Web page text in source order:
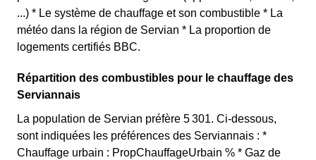
...) * Le système de chauffage et son combustible * La
météo dans la région de Servian * La proportion de
logements certifiés BBC.
Répartition des combustibles pour le chauffage des
Serviannais
La population de Servian préfère 5 301. Ci-dessous,
sont indiquées les préférences des Serviannais : *
Chauffage urbain : PropChauffageUrbain % * Gaz de